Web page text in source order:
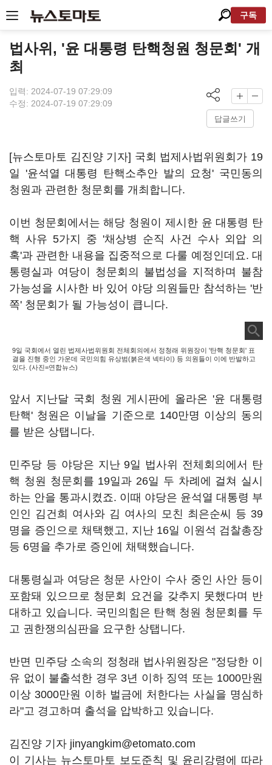
구독
법사위, '윤 대통령 탄핵청원 청문회' 개
최
입력: 2024-07-19 07:29:09
수정: 2024-07-19 07:29:09
답글쓰기
[뉴스토마토 김진양 기자] 국회 법제사법위원회가 19
일 '윤석열 대통령 탄핵소추안 발의 요청' 국민동의
청원과 관련한 청문회를 개최합니다.
이번 청문회에서는 해당 청원이 제시한 윤 대통령 탄
핵 사유 5가지 중 '채상병 순직 사건 수사 외압 의
혹'과 관련한 내용을 집중적으로 다룰 예정인데요. 대
통령실과 여당이 청문회의 불법성을 지적하며 불참
가능성을 시사한 바 있어 야당 의원들만 참석하는 '반
쪽' 청문회가 될 가능성이 큽니다.
9일 국회에서 열린 법제사법위원회 전체회의에서 정청래 위원장이 '탄핵 청문회' 표
결을 진행 중인 가운데 국민의힘 유상범(붉은색 넥타이) 등 의원들이 이에 반발하고
있다. (사진=연합뉴스)
앞서 지난달 국회 청원 게시판에 올라온 '윤 대통령
탄핵' 청원은 이날을 기준으로 140만명 이상의 동의
를 받은 상탭니다.
민주당 등 야당은 지난 9일 법사위 전체회의에서 탄
핵 청원 청문회를 19일과 26일 두 차례에 걸쳐 실시
하는 안을 통과시켰죠. 이때 야당은 윤석열 대통령 부
인인 김건희 여사와 김 여사의 모친 최은순씨 등 39
명을 증인으로 채택했고, 지난 16일 이원석 검찰총장
등 6명을 추가로 증인에 채택했습니다.
대통령실과 여당은 청문 사안이 수사 중인 사안 등이
포함돼 있으므로 청문회 요건을 갖추지 못했다며 반
대하고 있습니다. 국민의힘은 탄핵 청원 청문회를 두
고 권한쟁의심판을 요구한 상탭니다.
반면 민주당 소속의 정청래 법사위원장은 "정당한 이
유 없이 불출석한 경우 3년 이하 징역 또는 1000만원
이상 3000만원 이하 벌금에 처한다는 사실을 명심하
라"고 경고하며 출석을 압박하고 있습니다.
김진양 기자 jinyangkim@etomato.com
이 기사는 뉴스토마토 보도준칙 및 윤리강령에 따라